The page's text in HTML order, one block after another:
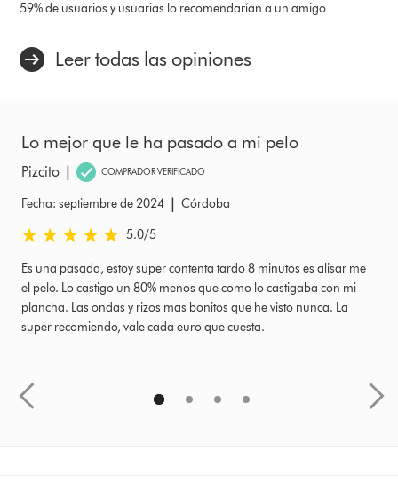
59% de usuarios y usuarias lo recomendarían a un amigo
Leer todas las opiniones
Lo mejor que le ha pasado a mi pelo
Pizcito | COMPRADOR VERIFICADO
Fecha: septiembre de 2024 | Córdoba
5.0 estrellas de 5 de Fecha: septiembre de 2024 Ratings
5.0/5
Es una pasada, estoy super contenta tardo 8 minutos es alisar me
el pelo. Lo castigo un 80% menos que como lo castigaba con mi
plancha. Las ondas y rizos mas bonitos que he visto nunca. La
super recomiendo, vale cada euro que cuesta.